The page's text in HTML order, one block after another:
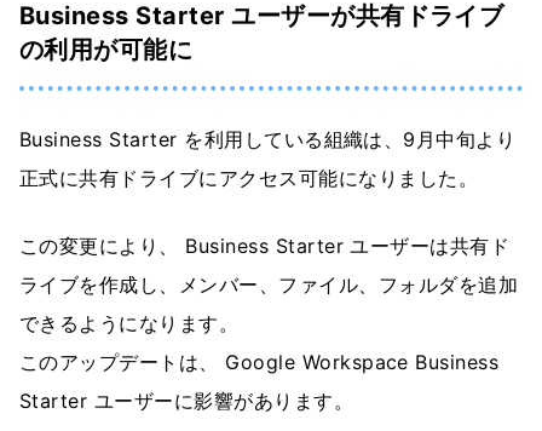
Business Starter ユーザーが共有ドライブ
の利用が可能に
Business Starter を利用している組織は、9月中旬より
正式に共有ドライブにアクセス可能になりました。
この変更により、 Business Starter ユーザーは共有ド
ライブを作成し、メンバー、ファイル、フォルダを追加
できるようになります。
このアップデートは、 Google Workspace Business
Starter ユーザーに影響があります。